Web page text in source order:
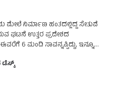
ಮೇಲೆ ನಿರ್ಮಾಣ ಹಂತದಲ್ಲಿದ್ದ ಸೇತುವೆ
ಘಟನೆ ಉತ್ತರ ಪ್ರದೇಶದ
6 ಮಂದಿ ಸಾವನ್ನಪ್ಪಿದ್ದು, ಇನ್ನೂ